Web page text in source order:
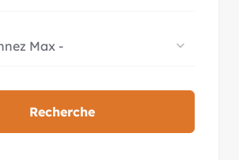
Max -
Recherche